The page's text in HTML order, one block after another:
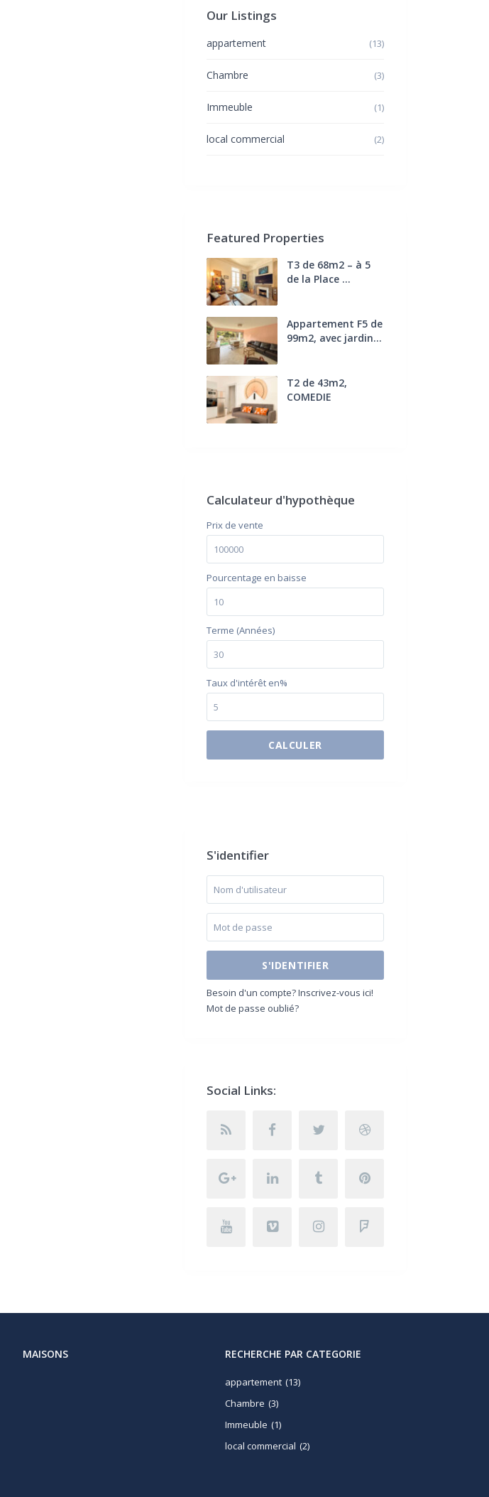
Our Listings
appartement (13)
Chambre (3)
Immeuble (1)
local commercial (2)
Featured Properties
T3 de 68m2 – à 5
de la Place ...
Appartement F5 de
99m2, avec jardin...
T2 de 43m2,
COMEDIE
Calculateur d'hypothèque
Prix ​​de vente
Pourcentage en baisse
Terme (Années)
Taux d'intérêt en%
CALCULER
$500 / month
S'identifier
S'IDENTIFIER
Besoin d'un compte? Inscrivez-vous ici!
Mot de passe oublié?
Social Links:
MAISONS RECHERCHE PAR CATEGORIE
appartement (13)
Chambre (3)
Immeuble (1)
local commercial (2)